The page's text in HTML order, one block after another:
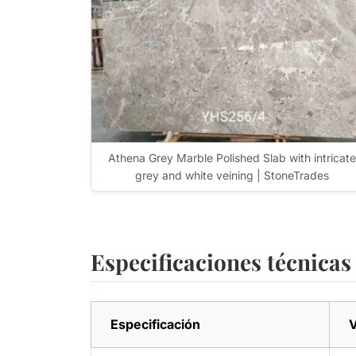
Athena Grey Marble Polished Slab with intricate
grey and white veining | StoneTrades
Especificaciones técnicas
Especificación